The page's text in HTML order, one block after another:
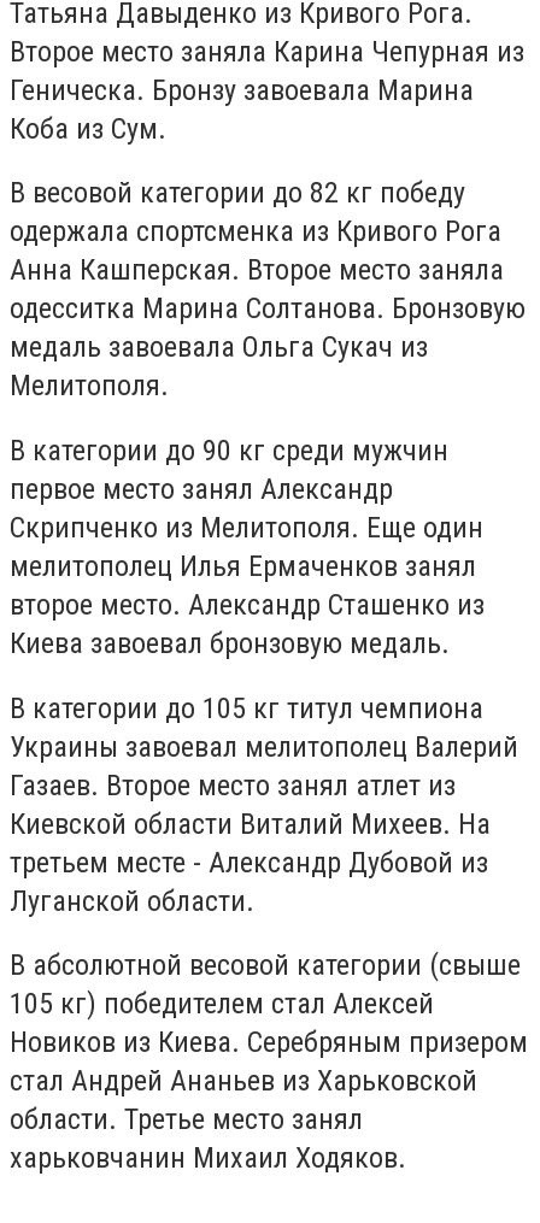
Татьяна Давыденко из Кривого Рога.
Второе место заняла Карина Чепурная из
Геническа. Бронзу завоевала Марина
Коба из Сум.
В весовой категории до 82 кг победу
одержала спортсменка из Кривого Рога
Анна Кашперская. Второе место заняла
одесситка Марина Солтанова. Бронзовую
медаль завоевала Ольга Сукач из
Мелитополя.
В категории до 90 кг среди мужчин
первое место занял Александр
Скрипченко из Мелитополя. Еще один
мелитополец Илья Ермаченков занял
второе место. Александр Сташенко из
Киева завоевал бронзовую медаль.
В категории до 105 кг титул чемпиона
Украины завоевал мелитополец Валерий
Газаев. Второе место занял атлет из
Киевской области Виталий Михеев. На
третьем месте - Александр Дубовой из
Луганской области.
В абсолютной весовой категории (свыше
105 кг) победителем стал Алексей
Новиков из Киева. Серебряным призером
стал Андрей Ананьев из Харьковской
области. Третье место занял
харьковчанин Михаил Ходяков.